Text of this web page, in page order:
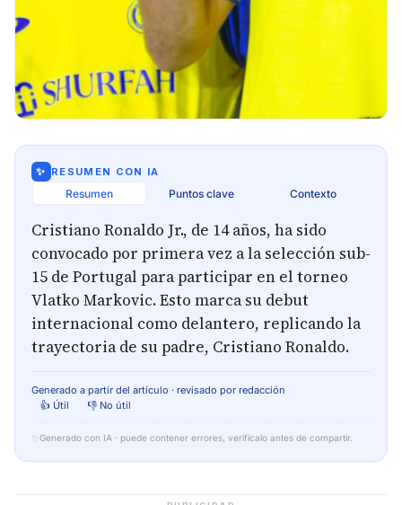
✨ RESUMEN CON IA
Resumen Puntos clave Contexto
Cristiano Ronaldo Jr., de 14 años, ha sido
convocado por primera vez a la selección sub-
15 de Portugal para participar en el torneo
Vlatko Markovic. Esto marca su debut
internacional como delantero, replicando la
trayectoria de su padre, Cristiano Ronaldo.
Generado a partir del artículo · revisado por redacción
👍 Útil
👎 No útil
✨ Generado con IA · puede contener errores, verifícalo antes de compartir.